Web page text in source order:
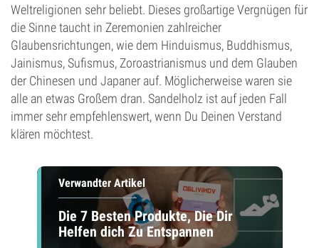
Weltreligionen sehr beliebt. Dieses großartige Vergnügen für
die Sinne taucht in Zeremonien zahlreicher
Glaubensrichtungen, wie dem Hinduismus, Buddhismus,
Jainismus, Sufismus, Zoroastrianismus und dem Glauben
der Chinesen und Japaner auf. Möglicherweise waren sie
alle an etwas Großem dran. Sandelholz ist auf jeden Fall
immer sehr empfehlenswert, wenn Du Deinen Verstand
klären möchtest.
Verwandter Artikel
Die 7 Besten Produkte, Die Dir
Helfen dich Zu Entspannen